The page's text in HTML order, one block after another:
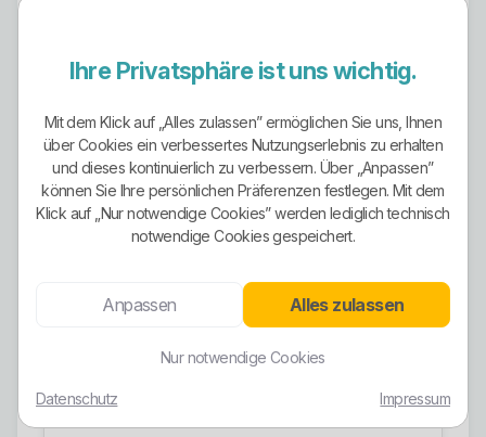
Zweitarifmodell, STAWAG Strom E-Mobil,
Wärmespeicher, STAWAG Strom Dynamisch
sowie Profi-Varianten für gewerbliche
Anwendungen. Das ist ordentlich, weil
Standardhaushalte, flexible Nutzer, E-Mobilität,
Wärmeanwendungen und Geschäftskunden
nur darin, dass die Breite nicht jeden Abschluss
automatisch besser macht. Wer technisch oder
falschen Tarif.
Ökostrom-Ausrichtung
Ihre Privatsphäre ist uns wichtig.
Mit dem Klick auf „Alles zulassen” ermöglichen Sie uns, Ihnen
über Cookies ein verbessertes Nutzungserlebnis zu erhalten
und dieses kontinuierlich zu verbessern. Über „Anpassen”
können Sie Ihre persönlichen Präferenzen festlegen. Mit dem
Klick auf „Nur notwendige Cookies” werden lediglich technisch
notwendige Cookies gespeichert.
Anpassen Alles zulassen
Nur notwendige Cookies
Datenschutz Impressum